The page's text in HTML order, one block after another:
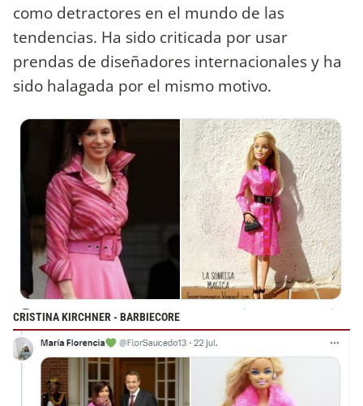
como detractores en el mundo de las
tendencias. Ha sido criticada por usar
prendas de diseñadores internacionales y ha
sido halagada por el mismo motivo.
CRISTINA KIRCHNER - BARBIECORE